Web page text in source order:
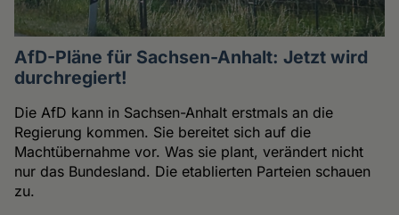
AfD-Pläne für Sachsen-Anhalt: Jetzt wird
durchregiert!
Die AfD kann in Sachsen-Anhalt erstmals an die
Regierung kommen. Sie bereitet sich auf die
Machtübernahme vor. Was sie plant, verändert nicht
nur das Bundesland. Die etablierten Parteien schauen
zu.